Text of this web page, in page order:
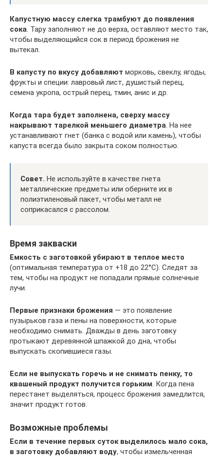
Капустную массу слегка трамбуют до появления
сока. Тару заполняют не до верха, оставляют место так,
чтобы выделяющийся сок в период брожения не
вытекал.
В капусту по вкусу добавляют морковь, свеклу, ягоды,
фрукты и специи: лавровый лист, душистый перец,
семена укропа, острый перец, тмин, анис и др.
Когда тара будет заполнена, сверху массу
накрывают тарелкой меньшего диаметра. На нее
устанавливают гнет (банка с водой или камень), чтобы
капуста всегда было закрыта соком полностью.
Совет. Не используйте в качестве гнета
металлические предметы или оберните их в
полиэтиленовый пакет, чтобы металл не
соприкасался с рассолом.
Время закваски
Емкость с заготовкой убирают в теплое место
(оптимальная температура от +18 до 22°С). Следят за
тем, чтобы на продукт не попадали прямые солнечные
лучи.
Первые признаки брожения — это появление
пузырьков газа и пены на поверхности, которые
необходимо снимать. Дважды в день заготовку
протыкают деревянной шпажкой до дна, чтобы
выпускать скопившиеся газы.
Если не выпускать горечь и не снимать пенку, то
квашеный продукт получится горьким. Когда пена
перестанет выделяться, процесс брожения замедлится,
значит продукт готов.
Возможные проблемы
Если в течение первых суток выделилось мало сока,
в заготовку добавляют воду, чтобы измельченная